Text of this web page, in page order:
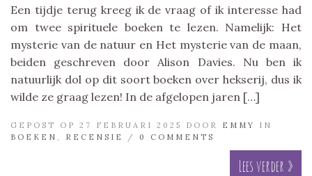
Een tijdje terug kreeg ik de vraag of ik interesse had
om twee spirituele boeken te lezen. Namelijk: Het
mysterie van de natuur en Het mysterie van de maan,
beiden geschreven door Alison Davies. Nu ben ik
natuurlijk dol op dit soort boeken over hekserij, dus ik
wilde ze graag lezen! In de afgelopen jaren […]
GEPOST OP 27 FEBRUARI 2025 DOOR EMMY
IN
BOEKEN
RECENSIE / 0 COMMENTS
Lees verder »